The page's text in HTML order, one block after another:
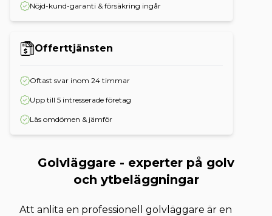
Nöjd-kund-garanti & försäkring ingår
Offerttjänsten
Oftast svar inom 24 timmar
Upp till 5 intresserade företag
Läs omdömen & jämför
Golvläggare - experter på golv
och ytbeläggningar
Att anlita en professionell golvläggare är en